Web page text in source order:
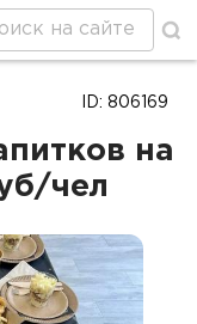
на
чел
ID: 806169